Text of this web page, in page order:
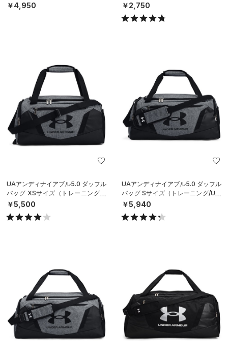
￥4,950 ￥2,750
UAアンディナイアブル5.0 ダッフル
バッグ XSサイズ（トレーニング/U
NISEX）
￥5,500
UAアンディナイアブル5.0 ダッフル
バッグ Sサイズ（トレーニング/UNI
SEX）
￥5,940